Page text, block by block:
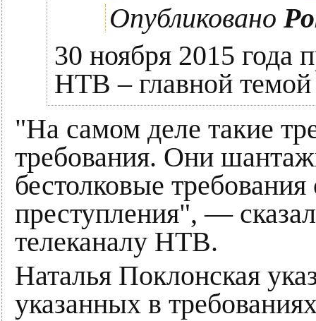
Опубликовано
30 ноября 2015 года
НТВ – главной темой
"На самом деле такие
требования. Они
бестолковые
преступления", —
телеканалу НТВ.
Наталья Поклонская
указанных в